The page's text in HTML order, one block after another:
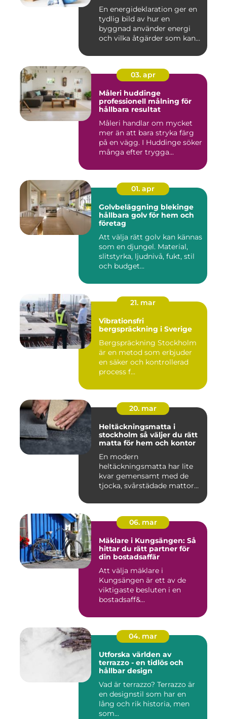
En energideklaration ger en
tydlig bild av hur en
byggnad använder energi
och vilka åtgärder som kan...
03. apr
Måleri huddinge
professionell målning för
hållbara resultat
Måleri handlar om mycket
mer än att bara stryka färg
på en vägg. I Huddinge söker
många efter trygga...
01. apr
Golvbeläggning blekinge
hållbara golv för hem och
företag
Att välja rätt golv kan kännas
som en djungel. Material,
slitstyrka, ljudnivå, fukt, stil
och budget...
21. mar
Vibrationsfri
bergspräckning i Sverige
Bergspräckning Stockholm
är en metod som erbjuder
en säker och kontrollerad
process f...
20. mar
Heltäckningsmatta i
stockholm så väljer du rätt
matta för hem och kontor
En modern
heltäckningsmatta har lite
kvar gemensamt med de
tjocka, svårstädade mattor
06. mar
Mäklare i Kungsängen: Så
hittar du rätt partner för
din bostadsaffär
Att välja mäklare i
Kungsängen är ett av de
viktigaste besluten i en
bostadsaff&...
04. mar
Utforska världen av
terrazzo - en tidlös och
hållbar design
Vad är terrazzo? Terrazzo är
en designstil som har en
lång och rik historia, men
som...